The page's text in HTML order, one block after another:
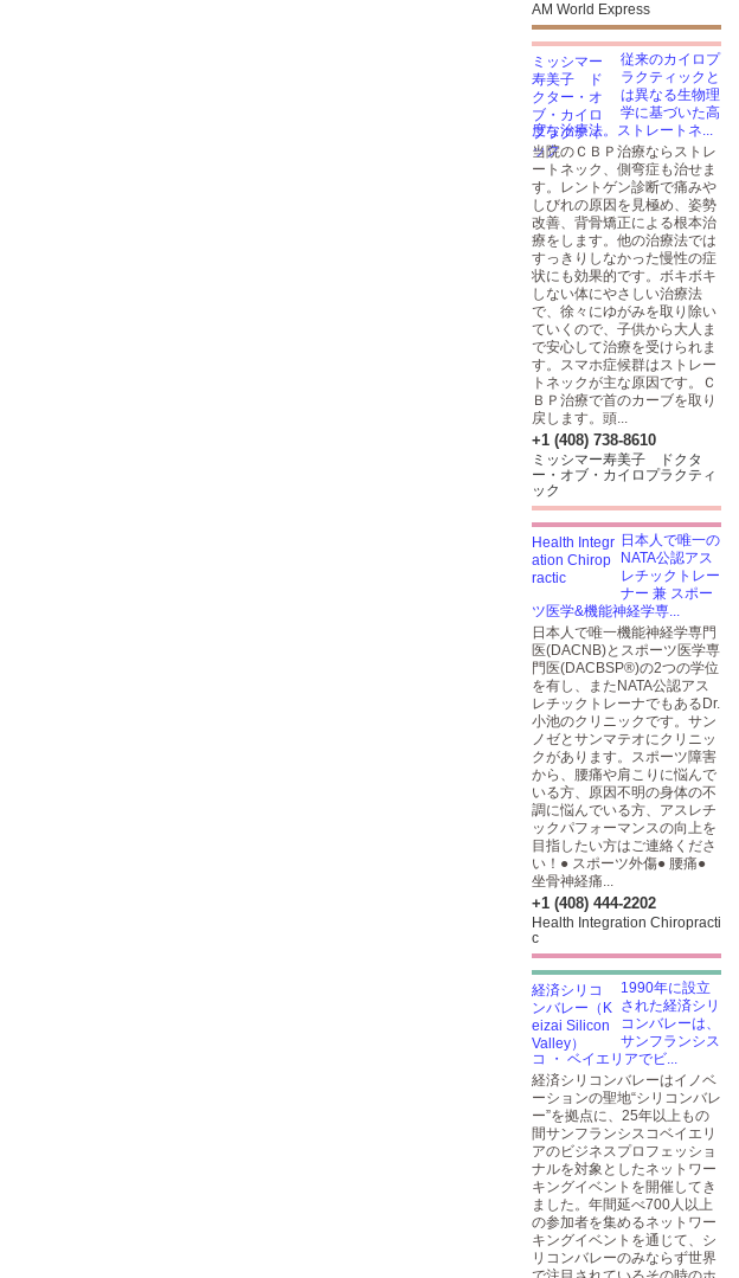
AM World Express
従来のカイロプ
ラクティックと
は異なる生物理
学に基づいた高
度な治療法。ストレートネ...
当院のＣＢＰ治療ならストレ
ートネック、側弯症も治せま
す。レントゲン診断で痛みや
しびれの原因を見極め、姿勢
改善、背骨矯正による根本治
療をします。他の治療法では
すっきりしなかった慢性の症
状にも効果的です。ボキボキ
しない体にやさしい治療法
で、徐々にゆがみを取り除い
ていくので、子供から大人ま
で安心して治療を受けられま
す。スマホ症候群はストレー
トネックが主な原因です。Ｃ
ＢＰ治療で首のカーブを取り
戻します。頭...
+1 (408) 738-8610
ミッシマー寿美子 ドクタ
ー・オブ・カイロプラクティ
ック
日本人で唯一の
NATA公認アス
レチックトレー
ナー 兼 スポー
ツ医学&機能神経学専...
日本人で唯一機能神経学専門
医(DACNB)とスポーツ医学専
門医(DACBSP®)の2つの学位
を有し、またNATA公認アス
レチックトレーナでもあるDr.
小池のクリニックです。サン
ノゼとサンマテオにクリニッ
クがあります。スポーツ障害
から、腰痛や肩こりに悩んで
いる方、原因不明の身体の不
調に悩んでいる方、アスレチ
ックパフォーマンスの向上を
目指したい方はご連絡くださ
い！● スポーツ外傷● 腰痛●
坐骨神経痛...
+1 (408) 444-2202
Health Integration Chiropracti
c
1990年に設立
された経済シリ
コンバレーは、
サンフランシス
コ ・ ベイエリアでビ...
経済シリコンバレーはイノベ
ーションの聖地“シリコンバレ
ー”を拠点に、25年以上もの
間サンフランシスコベイエリ
アのビジネスプロフェッショ
ナルを対象としたネットワー
キングイベントを開催してき
ました。年間延べ700人以上
の参加者を集めるネットワー
キングイベントを通じて、シ
リコンバレーのみならず世界